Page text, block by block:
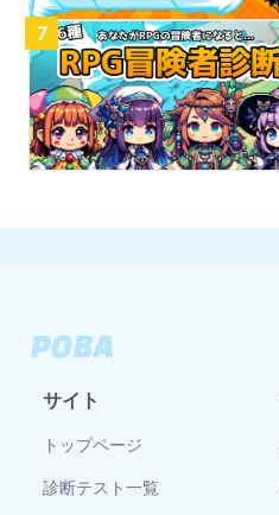
7
サイト
トップページ
診断テスト一覧